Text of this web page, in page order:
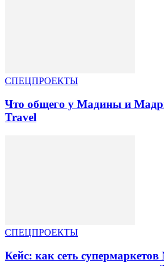
СПЕЦПРОЕКТЫ
Что общего у Мадины и
Travel
СПЕЦПРОЕКТЫ
Кейс: как сеть